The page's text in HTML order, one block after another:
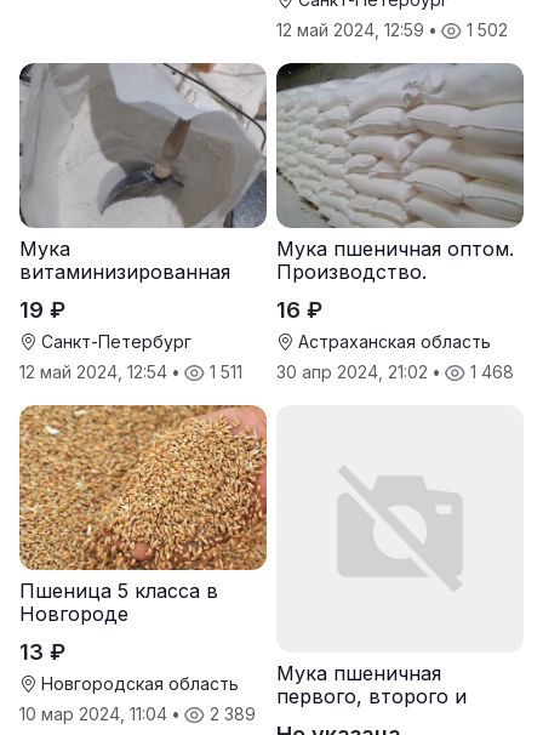
12 май 2024, 12:59 • 1 502
Мука
витаминизированная
19 ₽
Санкт-Петербург
12 май 2024, 12:54 • 1 511
Мука пшеничная оптом.
Производство.
16 ₽
Астраханская область
30 апр 2024, 21:02 • 1 468
Пшеница 5 класса в
Новгороде
13 ₽
Новгородская область
10 мар 2024, 11:04 • 2 389
Мука пшеничная
первого, второго и